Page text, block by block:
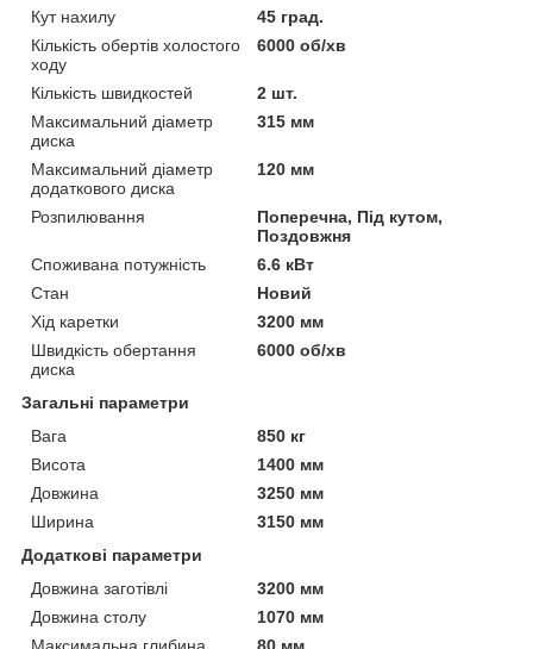
Кут нахилу
45 град.
Кількість обертів холостого
ходу
6000 об/хв
Кількість швидкостей
2 шт.
Максимальний діаметр
диска
315 мм
Максимальний діаметр
додаткового диска
120 мм
Розпилювання
Поперечна, Під кутом,
Поздовжня
Споживана потужність
6.6 кВт
Стан
Новий
Хід каретки
3200 мм
Швидкість обертання
диска
6000 об/хв
Загальні параметри
Вага
850 кг
Висота
1400 мм
Довжина
3250 мм
Ширина
3150 мм
Додаткові параметри
Довжина заготівлі
3200 мм
Довжина столу
1070 мм